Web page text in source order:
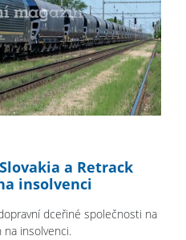
a Retrack
insolvenci
dceřiné společnosti na
na insolvenci.